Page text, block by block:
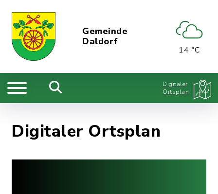
Gemeinde
Daldorf
14 °C
Digitaler
Ortsplan
Digitaler Ortsplan